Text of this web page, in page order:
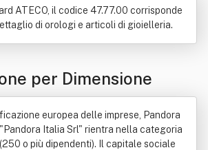
ATECO, il codice 47.77.00 corrisponde
di orologi e articoli di gioielleria.
per Dimensione
europea delle imprese, Pandora
Italia Srl" rientra nella categoria
o più dipendenti). Il capitale sociale